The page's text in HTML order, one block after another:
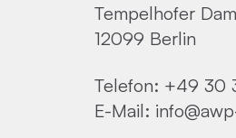
Tempelhofer
12099 Berlin
Telefon: +49 30
E-Mail: